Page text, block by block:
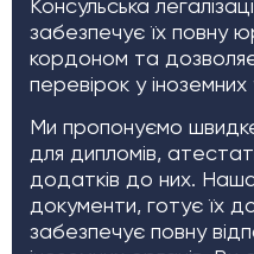
забезпечує їх повну
кордоном та
перевірок у
Ми пропонуємо
для дипломів,
додатків до них.
документи, готує їх
забезпечує повну